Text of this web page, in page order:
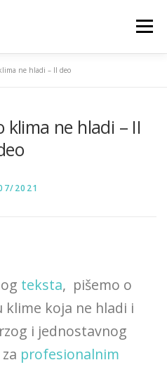
Menu
ne hladi – II deo
klima ne hladi – II
2021
teksta, pišemo o
klime koja ne hladi i
i jednostavnog
profesionalnim